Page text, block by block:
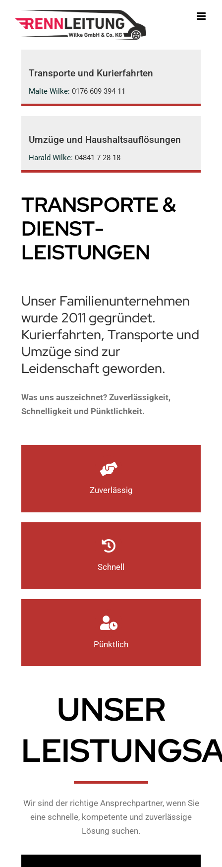
Inhalt
springen
Transporte und Kurierfahrten
Malte Wilke: 0176 609 394 11
Umzüge und Haushaltsauflösungen
Harald Wilke: 04841 7 28 18
TRANSPORTE &
DIENST­
LEISTUNGEN
Unser Familienunternehmen
wurde 2011 gegründet.
Kurierfahrten, Transporte und
Umzüge sind zur
Leidenschaft geworden.
Was uns auszeichnet? Zuverlässigkeit,
Schnelligkeit und Pünktlichkeit.
Zuverlässig
Schnell
Pünktlich
UNSER
Wir sind der richtige Ansprechpartner, wenn Sie
eine schnelle, kompetente und zuverlässige
Lösung suchen.